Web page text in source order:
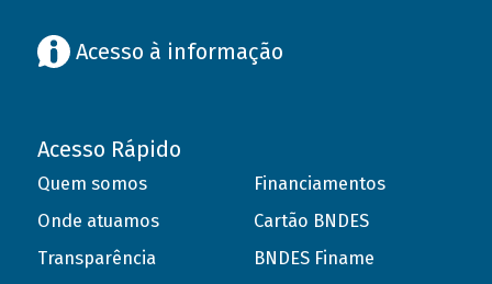
Acesso à informação
Acesso Rápido
Quem somos
Onde atuamos
Transparência
Financiamentos
Cartão BNDES
BNDES Finame